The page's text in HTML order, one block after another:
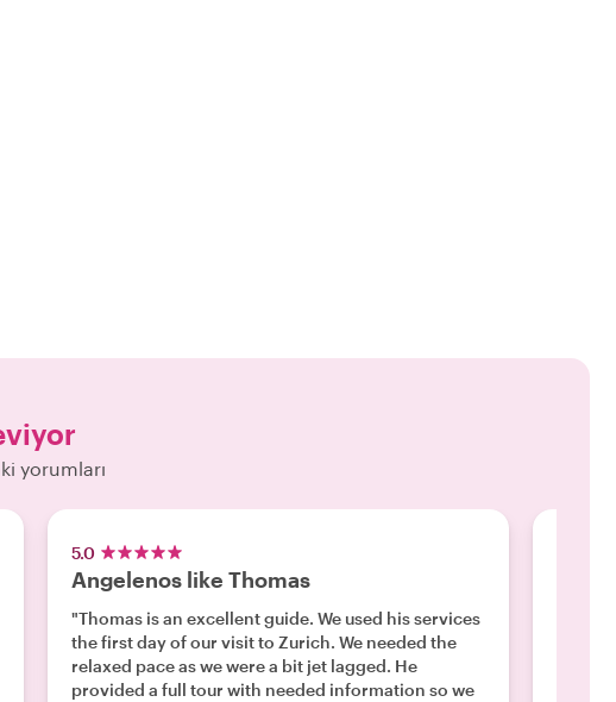
yorumları
5.0
Angelenos like Thomas
"Thomas is an excellent guide. We used his services
the first day of our visit to Zurich. We needed the
relaxed pace as we were a bit jet lagged. He
provided a full tour with needed information so we